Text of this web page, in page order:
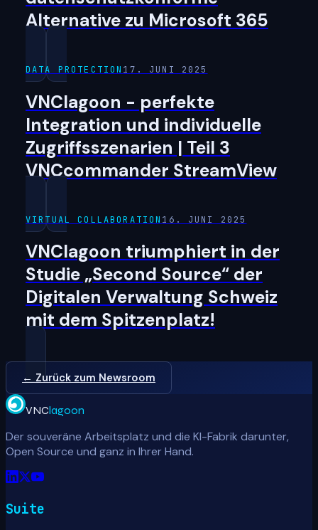
Alternative zu Microsoft 365
DATA PROTECTION 17. JUNI 2025
VNClagoon - perfekte
Integration und individuelle
Zugriffsszenarien | Teil 3
VNCcommander StreamView
VIRTUAL COLLABORATION 16. JUNI 2025
VNClagoon triumphiert in der
Studie „Second Source“ der
Digitalen Verwaltung Schweiz
mit dem Spitzenplatz!
← Zurück zum Newsroom
VNClagoon
Der souveräne Arbeitsplatz und die KI-Fabrik darunter,
Open Source und ganz in Ihrer Hand.
Suite